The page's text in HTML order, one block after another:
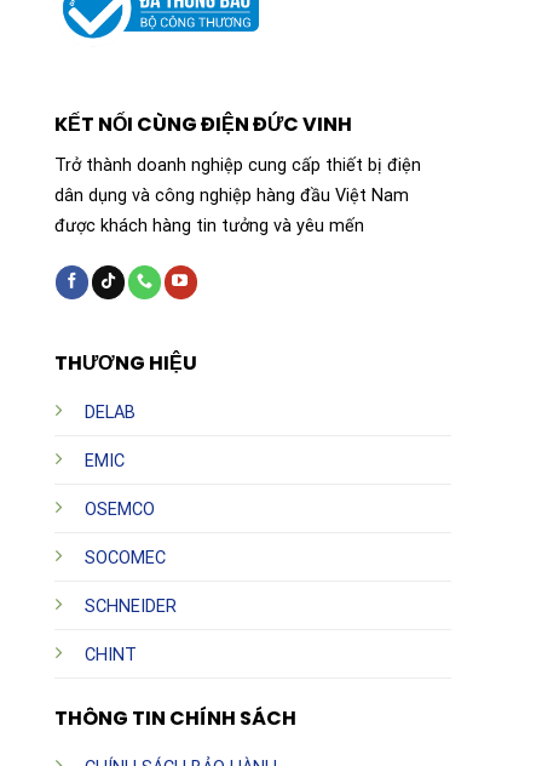
THƯƠNG HIỆU
DELAB
EMIC
OSEMCO
SOCOMEC
SCHNEIDER
CHINT
THÔNG TIN CHÍNH SÁCH
KẾT NỐI CÙNG ĐIỆN ĐỨC VINH
Trở thành doanh nghiệp cung cấp thiết bị điện
dân dụng và công nghiệp hàng đầu Việt Nam
được khách hàng tin tưởng và yêu mến